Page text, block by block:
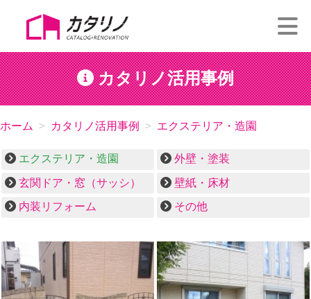
カタリノ活用事例
ホーム カタリノ活用事例 エクステリア・造園
エクステリア・造園 外壁・塗装
玄関ドア・窓（サッシ） 壁紙・床材
内装リフォーム その他